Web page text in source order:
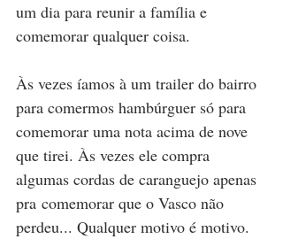
um dia para reunir a família e
comemorar qualquer coisa.
Às vezes íamos à um trailer do bairro
para comermos hambúrguer só para
comemorar uma nota acima de nove
que tirei. Às vezes ele compra
algumas cordas de caranguejo apenas
pra comemorar que o Vasco não
perdeu... Qualquer motivo é motivo.